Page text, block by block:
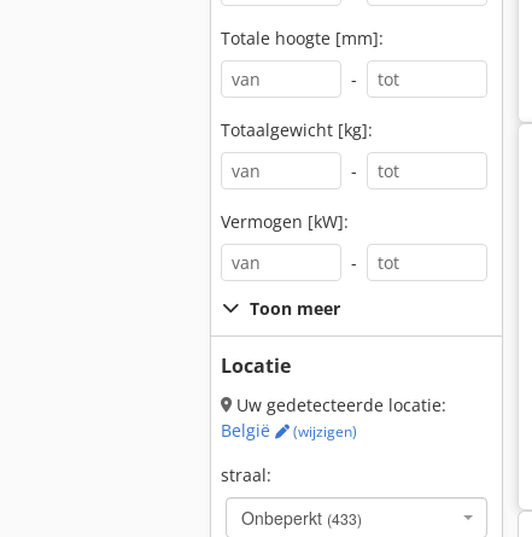
Totale hoogte [mm]:
-
Totaalgewicht [kg]:
-
Vermogen [kW]:
-
Toon meer
Locatie
Uw gedetecteerde locatie:
België
(wijzigen)
straal:
Onbeperkt (433)